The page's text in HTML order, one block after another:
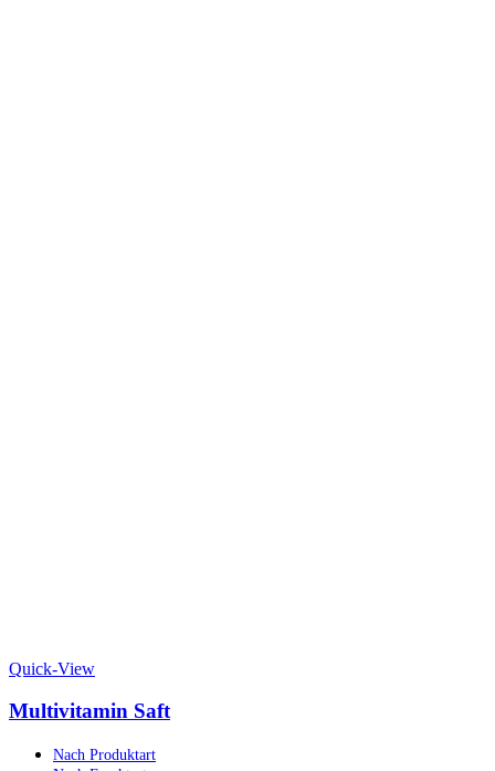
Quick-View
Multivitamin Saft
Nach Produktart